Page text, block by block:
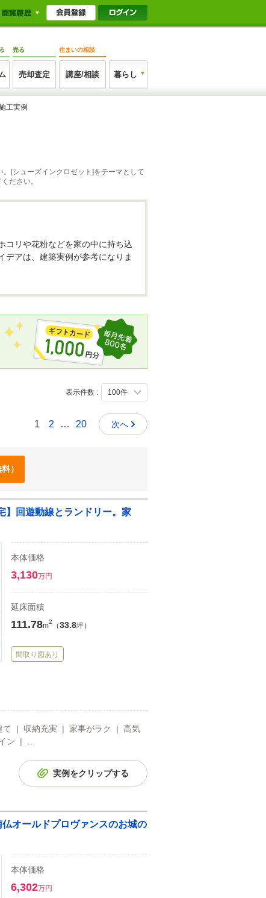
売る
売却査定
住まいの相談
講座/相談 暮らし
工実例
[シューズインクロゼット]をテーマとして
ださい。
コリや花粉などを家の中に持ち込
デアは、建築実例が参考になりま
表示件数 :
1 2 … 20 次へ
）
】回遊動線とランドリー。家
本体価格
3,130万円
延床面積
111.78m2 （33.8坪）
間取り図あり
て | 収納充実 | 家事がラク | 高気
ン | …
実例をクリップする
オールドプロヴァンスのお城の
本体価格
6,302万円